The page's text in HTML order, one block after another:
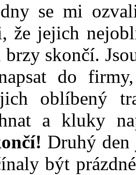
se mi
že jejich
brzy skončí.
do
oblíbený
a kluky
Druhý den
být